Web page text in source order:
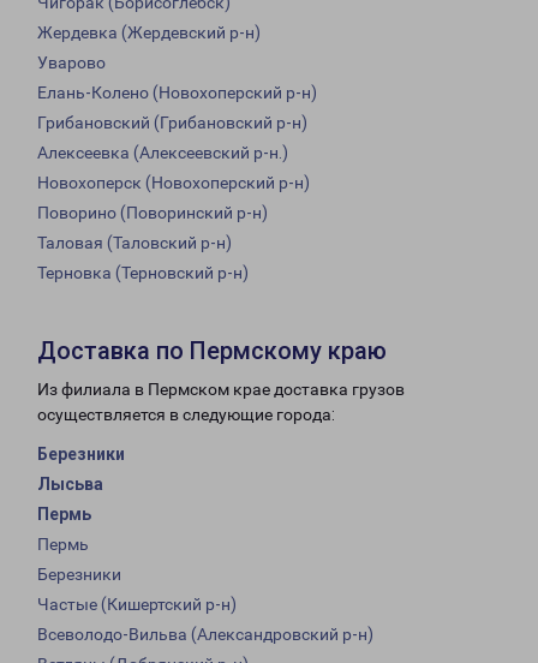
Жердевка (Жердевский р-н)
Уварово
Елань-Колено (Новохоперский р-н)
Грибановский (Грибановский р-н)
Алексеевка (Алексеевский р-н.)
Новохоперск (Новохоперский р-н)
Поворино (Поворинский р-н)
Таловая (Таловский р-н)
Терновка (Терновский р-н)
Доставка по Пермскому краю
Из филиала в Пермском крае доставка грузов
осуществляется в следующие города:
Березники
Лысьва
Пермь
Пермь
Березники
Частые (Кишертский р-н)
Всеволодо-Вильва (Александровский р-н)